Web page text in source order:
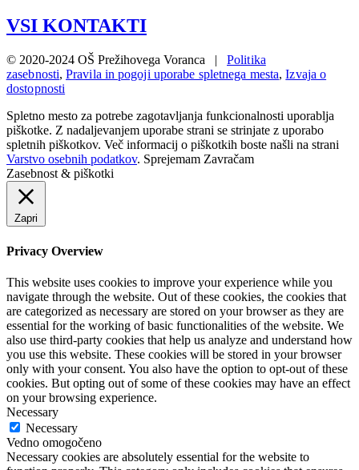
VSI KONTAKTI
© 2020-2024 OŠ Prežihovega Voranca | Politika
zasebnosti, Pravila in pogoji uporabe spletnega mesta,Izvaja o
dostopnosti
Spletno mesto za potrebe zagotavljanja funkcionalnosti uporablja
piškotke. Z nadaljevanjem uporabe strani se strinjate z uporabo
spletnih piškotkov. Več informacij o piškotkih boste našli na strani
Varstvo osebnih podatkov. Sprejemam Zavračam
Zasebnost & piškotki
Zapri
Privacy Overview
This website uses cookies to improve your experience while you
navigate through the website. Out of these cookies, the cookies that
are categorized as necessary are stored on your browser as they are
essential for the working of basic functionalities of the website. We
also use third-party cookies that help us analyze and understand how
you use this website. These cookies will be stored in your browser
only with your consent. You also have the option to opt-out of these
cookies. But opting out of some of these cookies may have an effect
on your browsing experience.
Necessary
Necessary
Vedno omogočeno
Necessary cookies are absolutely essential for the website to